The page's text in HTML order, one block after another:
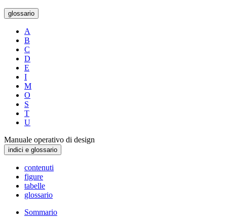
glossario
A
B
C
D
E
I
M
O
S
T
U
Manuale operativo di design
indici e glossario
contenuti
figure
tabelle
glossario
Sommario